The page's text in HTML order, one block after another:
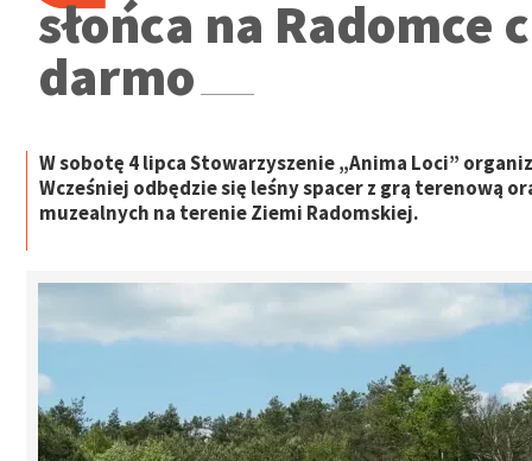
słońca na Radomce
darmo
W sobotę 4 lipca Stowarzyszenie „Anima Loci”
Wcześniej odbędzie się leśny spacer z grą terenową
muzealnych na terenie Ziemi Radomskiej.